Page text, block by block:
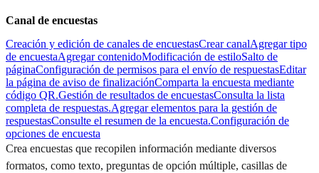
Canal de encuestas
Creación y edición de canales de encuestasCrear canalAgregar tipo
de encuestaAgregar contenidoModificación de estiloSalto de
páginaConfiguración de permisos para el envío de respuestasEditar
la página de aviso de finalizaciónComparta la encuesta mediante
código QR.Gestión de resultados de encuestasConsulta la lista
completa de respuestas.Agregar elementos para la gestión de
respuestasConsulte el resumen de la encuesta.Configuración de
opciones de encuesta
Crea encuestas que recopilen información mediante diversos
formatos, como texto, preguntas de opción múltiple, casillas de